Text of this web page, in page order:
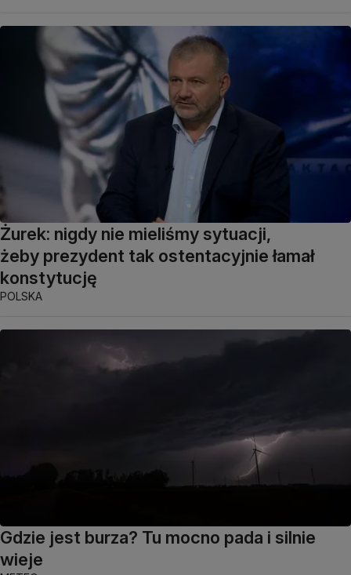
Żurek: nigdy nie mieliśmy sytuacji,
żeby prezydent tak ostentacyjnie łamał
konstytucję
POLSKA
Gdzie jest burza? Tu mocno pada i silnie
wieje